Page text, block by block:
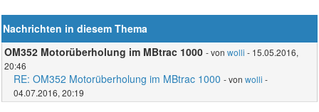
Nachrichten in diesem Thema
OM352 Motorüberholung im MBtrac 1000 - vonwolli - 15.05.2016,
20:46
RE: OM352 Motorüberholung im MBtrac 1000 - vonwolli -
04.07.2016, 20:19